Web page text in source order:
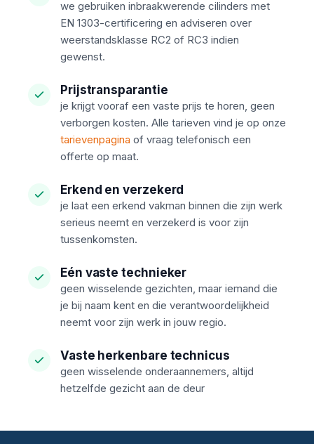
we gebruiken inbraakwerende cilinders met
EN 1303-certificering en adviseren over
weerstandsklasse RC2 of RC3 indien
gewenst.
Prijstransparantie
je krijgt vooraf een vaste prijs te horen, geen
verborgen kosten. Alle tarieven vind je op onze
tarievenpagina of vraag telefonisch een
offerte op maat.
Erkend en verzekerd
je laat een erkend vakman binnen die zijn werk
serieus neemt en verzekerd is voor zijn
tussenkomsten.
Eén vaste technieker
geen wisselende gezichten, maar iemand die
je bij naam kent en die verantwoordelijkheid
neemt voor zijn werk in jouw regio.
Vaste herkenbare technicus
geen wisselende onderaannemers, altijd
hetzelfde gezicht aan de deur